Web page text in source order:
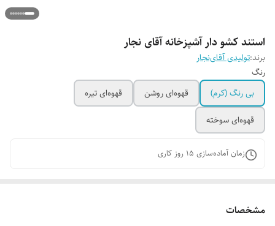
استند کشو دار آشپزخانه آقای نجار
برند:تولیدی آقای‌نجار
رنگ
بی رنگ (کرم)
قهوه‌ای روشن
قهوه‌ای تیره
قهوه‌ای سوخته
زمان آماده‌سازی 15 روز کاری
مشخصات